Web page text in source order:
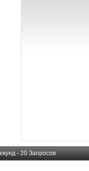
- 20 Запросов